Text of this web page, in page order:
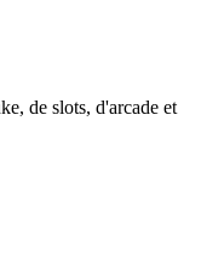
de slots, d'arcade et